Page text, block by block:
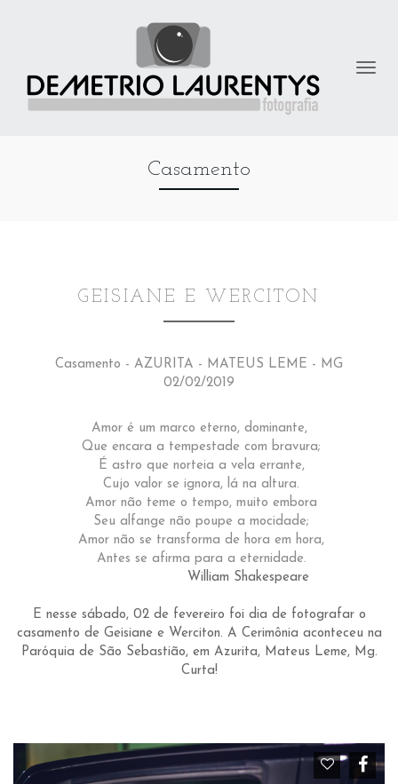
Casamento
GEISIANE E WERCITON
Casamento - AZURITA - MATEUS LEME - MG
02/02/2019
Amor é um marco eterno, dominante,
Que encara a tempestade com bravura;
É astro que norteia a vela errante,
Cujo valor se ignora, lá na altura.
Amor não teme o tempo, muito embora
Seu alfange não poupe a mocidade;
Amor não se transforma de hora em hora,
Antes se afirma para a eternidade.
William Shakespeare
E nesse sábado, 02 de fevereiro foi dia de fotografar o
casamento de Geisiane e Werciton. A Cerimônia aconteceu na
Paróquia de São Sebastião, em Azurita, Mateus Leme, Mg.
Curta!